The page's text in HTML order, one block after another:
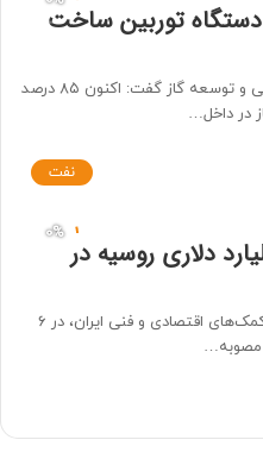
امضای قرارداد صادرات ۴۰ دستگاه توربین ساخت
رضا نوشادی مدیرعامل شرکت مهندسی و توسعه گاز گفت: اکنون ۸۵ درصد
در داخل…
نفت
معتبر ۲.۷ میلیارد دلاری روسیه در
طبق گزارش سازمان سرمایه‌گذاری و کمک‌های اقتصادی و فنی ایران، در ۶